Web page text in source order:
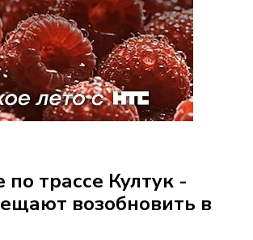
трассе Култук -
возобновить в